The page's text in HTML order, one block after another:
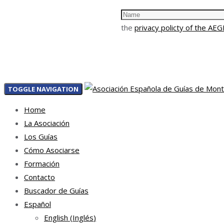
the privacy policty of the
TOGGLE NAVIGATION
Home
La Asociación
Los Guías
Cómo Asociarse
Formación
Contacto
Buscador de Guías
Español
English (Inglés)